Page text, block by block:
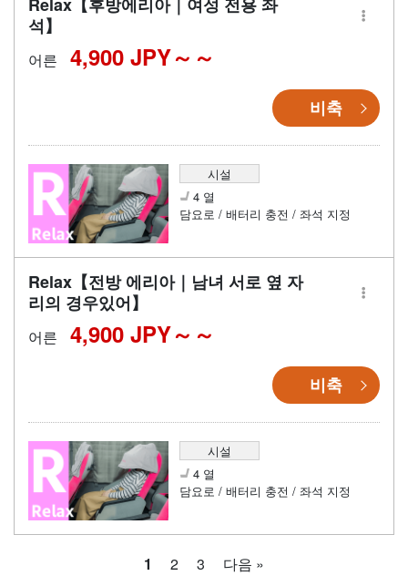
Relax【후방에리아｜여성 전용 좌
석】
어른 4,900 JPY～
비축
시설
4 열
담요로 / 배터리 충전 / 좌석 지정
Relax【전방 에리아｜남녀 서로 옆 자
리의 경우있어】
어른 4,900 JPY～
비축
시설
4 열
담요로 / 배터리 충전 / 좌석 지정
1 2 3 다음 »